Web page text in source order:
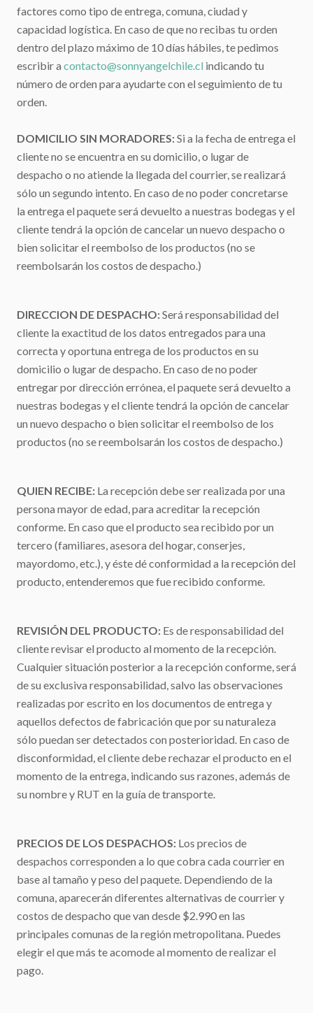
factores como tipo de entrega, comuna, ciudad y
capacidad logística. En caso de que no recibas tu orden
dentro del plazo máximo de 10 días hábiles, te pedimos
escribir a contacto@sonnyangelchile.cl indicando tu
número de orden para ayudarte con el seguimiento de tu
orden.
DOMICILIO SIN MORADORES:Si a la fecha de entrega el
cliente no se encuentra en su domicilio, o lugar de
despacho o no atiende la llegada del courrier, se realizará
sólo un segundo intento. En caso de no poder concretarse
la entrega el paquete será devuelto a nuestras bodegas y el
cliente tendrá la opción de cancelar un nuevo despacho o
bien solicitar el reembolso de los productos (no se
reembolsarán los costos de despacho.)
DIRECCION DE DESPACHO:Será responsabilidad del
cliente la exactitud de los datos entregados para una
correcta y oportuna entrega de los productos en su
domicilio o lugar de despacho. En caso de no poder
entregar por dirección errónea, el paquete será devuelto a
nuestras bodegas y el cliente tendrá la opción de cancelar
un nuevo despacho o bien solicitar el reembolso de los
productos (no se reembolsarán los costos de despacho.)
QUIEN RECIBE: La recepción debe ser realizada por una
persona mayor de edad, para acreditar la recepción
conforme. En caso que el producto sea recibido por un
tercero (familiares, asesora del hogar, conserjes,
mayordomo, etc.), y éste dé conformidad a la recepción del
producto, entenderemos que fue recibido conforme.
REVISIÓN DEL PRODUCTO: Es de responsabilidad del
cliente revisar el producto al momento de la recepción.
Cualquier situación posterior a la recepción conforme, será
de su exclusiva responsabilidad, salvo las observaciones
realizadas por escrito en los documentos de entrega y
aquellos defectos de fabricación que por su naturaleza
sólo puedan ser detectados con posterioridad. En caso de
disconformidad, el cliente debe rechazar el producto en el
momento de la entrega, indicando sus razones, además de
su nombre y RUT en la guía de transporte.
PRECIOS DE LOS DESPACHOS: Los precios de
despachos corresponden a lo que cobra cada courrier en
base al tamaño y peso del paquete. Dependiendo de la
comuna, aparecerán diferentes alternativas de courrier y
costos de despacho que van desde $2.990 en las
principales comunas de la región metropolitana. Puedes
elegir el que más te acomode al momento de realizar el
pago.